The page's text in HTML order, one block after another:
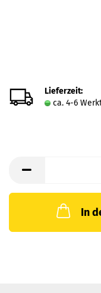
Lieferzeit:
ca. 4-6
In